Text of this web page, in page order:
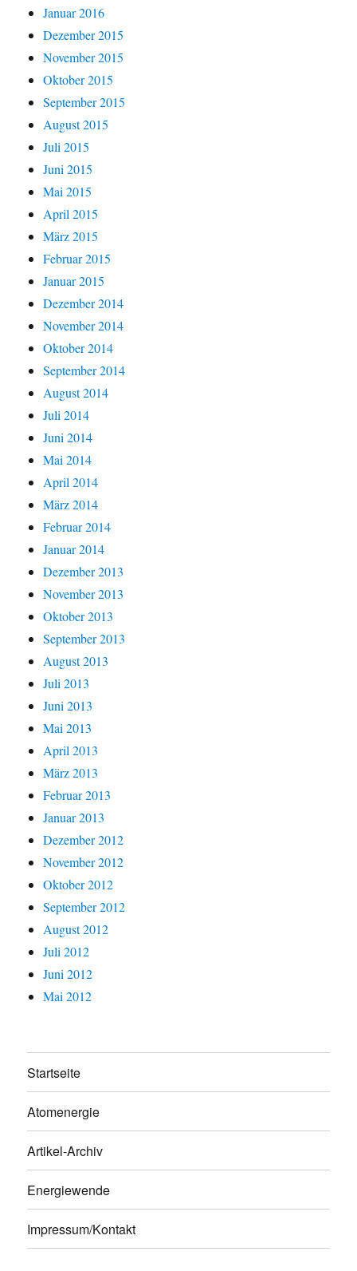
Januar 2016
Dezember 2015
November 2015
Oktober 2015
September 2015
August 2015
Juli 2015
Juni 2015
Mai 2015
April 2015
März 2015
Februar 2015
Januar 2015
Dezember 2014
November 2014
Oktober 2014
September 2014
August 2014
Juli 2014
Juni 2014
Mai 2014
April 2014
März 2014
Februar 2014
Januar 2014
Dezember 2013
November 2013
Oktober 2013
September 2013
August 2013
Juli 2013
Juni 2013
Mai 2013
April 2013
März 2013
Februar 2013
Januar 2013
Dezember 2012
November 2012
Oktober 2012
September 2012
August 2012
Juli 2012
Juni 2012
Mai 2012
Startseite
Atomenergie
Artikel-Archiv
Energiewende
Impressum/Kontakt